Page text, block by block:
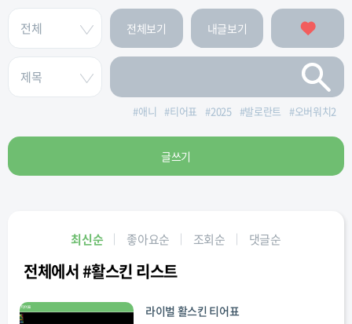
전체보기 내글보기
#애니 #티어표 #2025 #발로란트 #오버워치2
글쓰기
최신순 좋아요순 조회순 댓글순
전체에서 #활스킨 리스트
라이벌 활스킨 티어표